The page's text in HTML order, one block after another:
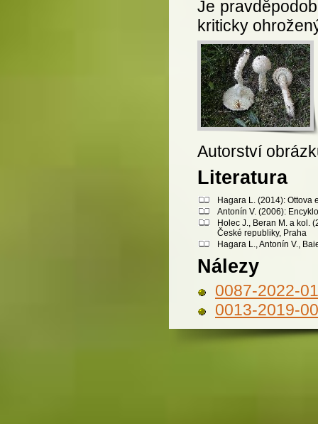
Je
kriticky
Autorství
Literatura
Hagara L. (2014): Ottova
Antonín V. (2006):
Holec J., Beran M. a kol.
České republiky, Praha
Hagara L., Antonín V.,
Nálezy
0087-2022-
0013-2019-